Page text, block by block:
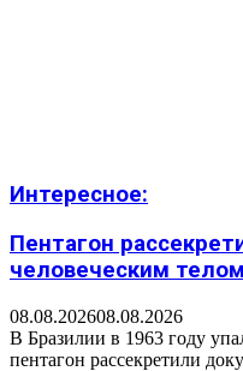
Интересное:
Пентагон
человеческим
08.08.202608.08.2026
В Бразилии в 1963 году
пентагон рассекретили